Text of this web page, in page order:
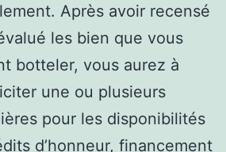
Après avoir recensé
les bien que vous
botteler, vous aurez à
une ou plusieurs
pour les disponibilités
d’honneur, financement